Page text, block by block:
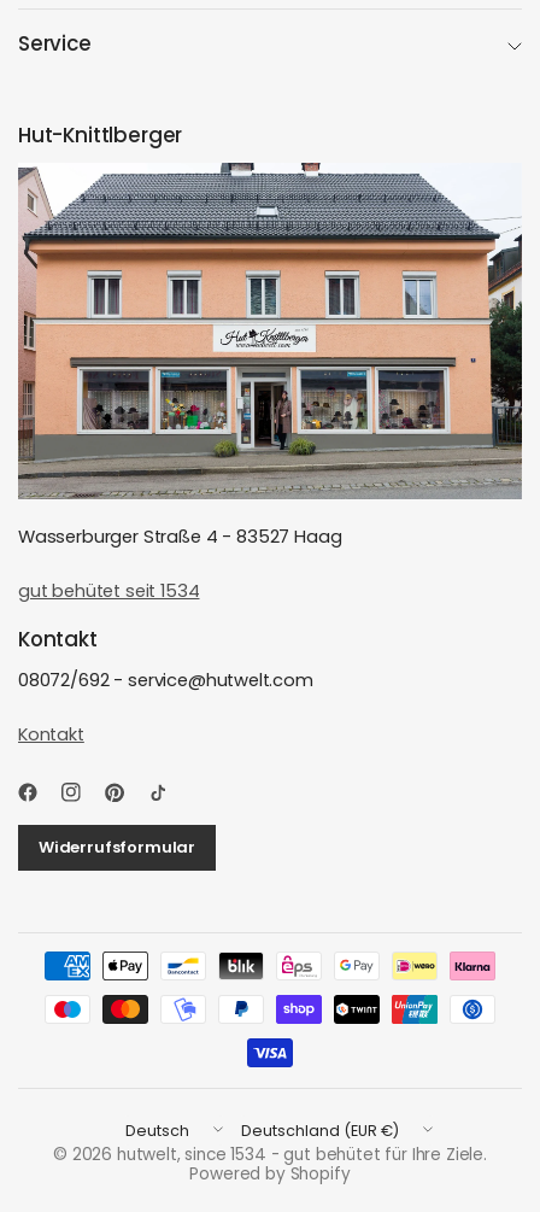
Service
Hut-Knittlberger
Wasserburger Straße 4 - 83527 Haag
gut behütet seit 1534
Kontakt
08072/692 - service@hutwelt.com
Kontakt
Widerrufsformular
Land/Region
aktualisieren
Land/Region
aktualisieren
© 2026 hutwelt, since 1534 - gut behütet für Ihre Ziele.
Powered by Shopify